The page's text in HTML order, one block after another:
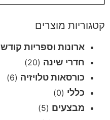
קטגוריות מוצרים
ארונות וספריות קודש
חדרי שינה (20)
כורסאות טלויזיה (6)
כללי (0)
מבצעים (5)